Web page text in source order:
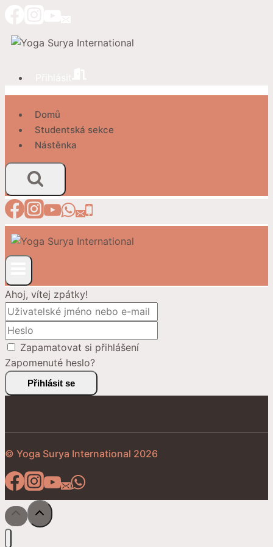
obsah
Domů
Studentská sekce
Nástěnka
Ahoj, vítej zpátky!
Zapamatovat si přihlášení
Zapomenuté heslo?
Přihlásit se
© Yoga Surya International 2026